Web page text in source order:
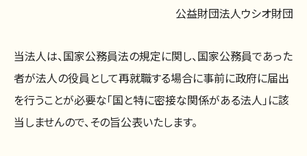
公益財団法人ウシオ財団
当法人は、国家公務員法の規定に関し、国家公務員であった
者が法人の役員として再就職する場合に事前に政府に届出
を行うことが必要な「国と特に密接な関係がある法人」に該
当しませんので、その旨公表いたします。